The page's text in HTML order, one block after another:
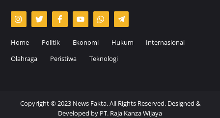
Home Politik Ekonomi Hukum
Internasional
Olahraga
Peristiwa Teknologi
Copyright © 2023 News Fakta. All Rights Reserved. Designed &
Developed by PT. Raja Kanza Wijaya